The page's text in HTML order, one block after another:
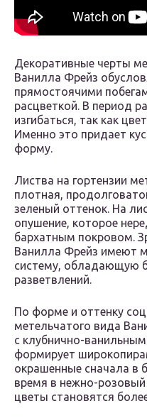
Декоративные черты
Ванилла Фрейз
прямостоячими
расцветкой. В период
изгибаться, так как
Именно это придает
форму.
Листва на гортензии
плотная,
зеленый оттенок. На
опушение, которое
бархатным покровом.
Ванилла Фрейз имеют
систему, обладающую
разветвлений.
По форме и оттенку
метельчатого вида
с клубнично-
формирует
окрашенные сначала в
время в нежно-
цветы становятся